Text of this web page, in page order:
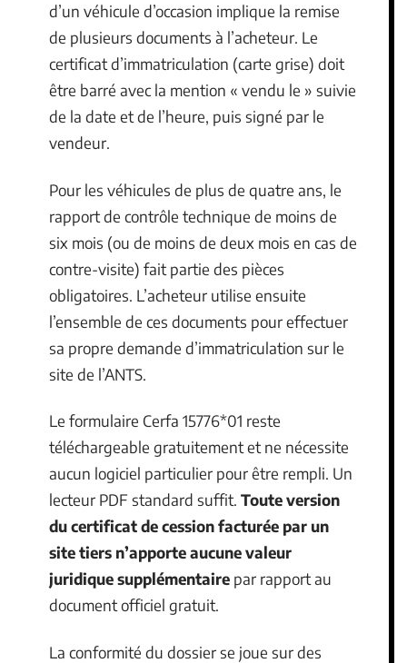
d’un véhicule d’occasion implique la remise
de plusieurs documents à l’acheteur. Le
certificat d’immatriculation (carte grise) doit
être barré avec la mention « vendu le » suivie
de la date et de l’heure, puis signé par le
vendeur.
Pour les véhicules de plus de quatre ans, le
rapport de contrôle technique de moins de
six mois (ou de moins de deux mois en cas de
contre-visite) fait partie des pièces
obligatoires. L’acheteur utilise ensuite
l’ensemble de ces documents pour effectuer
sa propre demande d’immatriculation sur le
site de l’ANTS.
Le formulaire Cerfa 15776*01 reste
téléchargeable gratuitement et ne nécessite
aucun logiciel particulier pour être rempli. Un
lecteur PDF standard suffit. Toute version
du certificat de cession facturée par un
site tiers n’apporte aucune valeur
juridique supplémentaire par rapport au
document officiel gratuit.
La conformité du dossier se joue sur des